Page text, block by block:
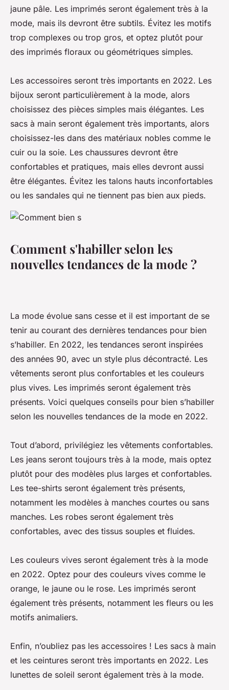
jaune pâle. Les imprimés seront également très à la
mode, mais ils devront être subtils. Évitez les motifs
trop complexes ou trop gros, et optez plutôt pour
des imprimés floraux ou géométriques simples.
Les accessoires seront très importants en 2022. Les
bijoux seront particulièrement à la mode, alors
choisissez des pièces simples mais élégantes. Les
sacs à main seront également très importants, alors
choisissez-les dans des matériaux nobles comme le
cuir ou la soie. Les chaussures devront être
confortables et pratiques, mais elles devront aussi
être élégantes. Évitez les talons hauts inconfortables
ou les sandales qui ne tiennent pas bien aux pieds.
Comment s'habiller selon les
nouvelles tendances de la mode ?
La mode évolue sans cesse et il est important de se
tenir au courant des dernières tendances pour bien
s’habiller. En 2022, les tendances seront inspirées
des années 90, avec un style plus décontracté. Les
vêtements seront plus confortables et les couleurs
plus vives. Les imprimés seront également très
présents. Voici quelques conseils pour bien s’habiller
selon les nouvelles tendances de la mode en 2022.
Tout d’abord, privilégiez les vêtements confortables.
Les jeans seront toujours très à la mode, mais optez
plutôt pour des modèles plus larges et confortables.
Les tee-shirts seront également très présents,
notamment les modèles à manches courtes ou sans
manches. Les robes seront également très
confortables, avec des tissus souples et fluides.
Les couleurs vives seront également très à la mode
en 2022. Optez pour des couleurs vives comme le
orange, le jaune ou le rose. Les imprimés seront
également très présents, notamment les fleurs ou les
motifs animaliers.
Enfin, n’oubliez pas les accessoires ! Les sacs à main
et les ceintures seront très importants en 2022. Les
lunettes de soleil seront également très à la mode.